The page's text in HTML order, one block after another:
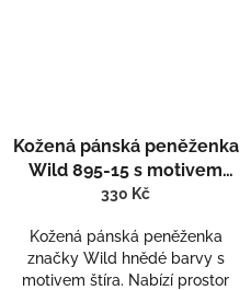
Kožená pánská peněženka
Wild 895-15 s motivem
štíra
330 Kč
Kožená pánská peněženka
značky Wild hnědé barvy s
motivem štíra. Nabízí prostor